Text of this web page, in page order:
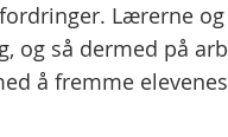
Lærerne
og så dermed på
å fremme elevenes